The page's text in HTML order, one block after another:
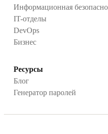
Информационная
IT-отделы
DevOps
Бизнес
Ресурсы
Блог
Генератор паролей